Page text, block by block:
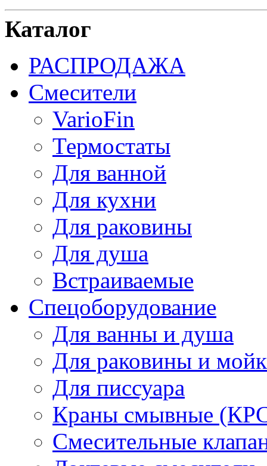
Каталог
РАСПРОДАЖА
Смесители
VarioFin
Термостаты
Для ванной
Для кухни
Для раковины
Для душа
Встраиваемые
Спецоборудование
Для ванны и душа
Для раковины и
Для писсуара
Краны смывные
Смесительные